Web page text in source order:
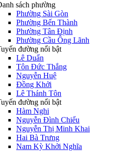
sách phường
Phường Sài Gòn
Phường Bến Thành
Phường Tân Định
Phường Cầu Ông Lãnh
đường nổi bật
Lê Duẩn
Tôn Đức Thắng
Nguyễn Huệ
Đồng Khởi
Lê Thánh Tôn
đường nổi bật
Hàm Nghi
Nguyễn Đình Chiểu
Nguyễn Thị Minh Khai
Hai Bà Trưng
Nam Kỳ Khởi Nghĩa